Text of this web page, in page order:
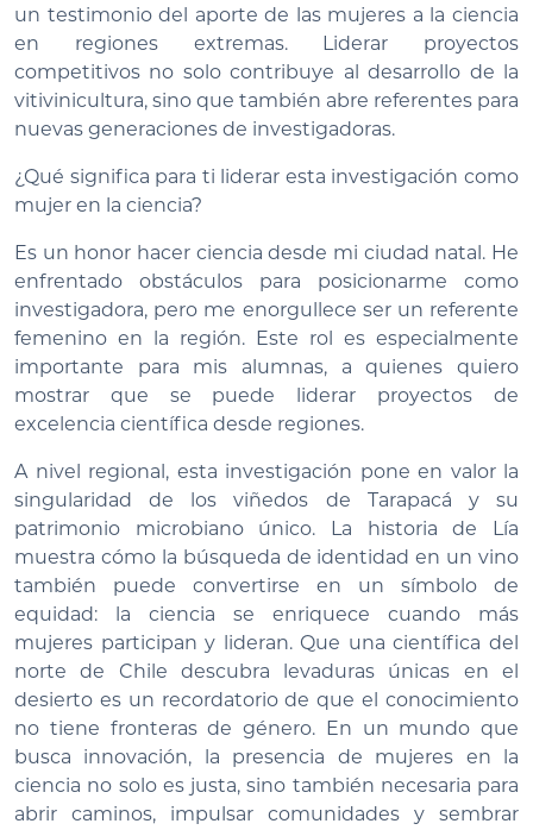
un testimonio del aporte de las mujeres a la ciencia
en regiones extremas. Liderar proyectos
competitivos no solo contribuye al desarrollo de la
vitivinicultura, sino que también abre referentes para
nuevas generaciones de investigadoras.
¿Qué significa para ti liderar esta investigación como
mujer en la ciencia?
Es un honor hacer ciencia desde mi ciudad natal. He
enfrentado obstáculos para posicionarme como
investigadora, pero me enorgullece ser un referente
femenino en la región. Este rol es especialmente
importante para mis alumnas, a quienes quiero
mostrar que se puede liderar proyectos de
excelencia científica desde regiones.
A nivel regional, esta investigación pone en valor la
singularidad de los viñedos de Tarapacá y su
patrimonio microbiano único. La historia de Lía
muestra cómo la búsqueda de identidad en un vino
también puede convertirse en un símbolo de
equidad: la ciencia se enriquece cuando más
mujeres participan y lideran. Que una científica del
norte de Chile descubra levaduras únicas en el
desierto es un recordatorio de que el conocimiento
no tiene fronteras de género. En un mundo que
busca innovación, la presencia de mujeres en la
ciencia no solo es justa, sino también necesaria para
abrir caminos, impulsar comunidades y sembrar